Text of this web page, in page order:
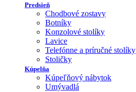
Predsieň
Chodbové zostavy
Botníky
Konzolové stolíky
Lavice
Telefónne a príručné stolíky
Stoličky
Kúpelňa
Kúpeľňový nábytok
Umývadlá